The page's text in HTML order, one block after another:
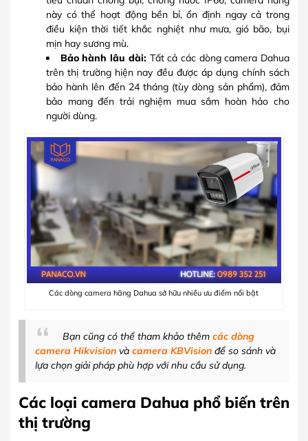
này có thể hoạt động bền bỉ, ổn định ngay cả trong
điều kiện thời tiết khắc nghiệt như mưa, gió bão, bụi
mịn hay sương mù.
Bảo hành lâu dài: Tất cả các dòng camera Dahua
trên thị trường hiện nay đều được áp dụng chính sách
bảo hành lên đến 24 tháng (tùy dòng sản phẩm), đảm
bảo mang đến trải nghiệm mua sắm hoàn hảo cho
người dùng.
Các dòng camera hãng Dahua sở hữu nhiều ưu điểm nổi bật
Bạn cũng có thể tham khảo thêm các dòng
camera Hikvision và camera KBVision để so sánh và
lựa chọn giải pháp phù hợp với nhu cầu sử dụng.
Các loại camera Dahua phổ biến trên
thị trường